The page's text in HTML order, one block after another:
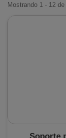
Mostrando 1 - 12